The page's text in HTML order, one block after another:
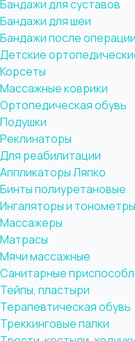
Бандажи для суставов
Бандажи для шеи
Бандажи после операции
Детские
Корсеты
Массажные коврики
Ортопедическая обувь
Подушки
Реклинаторы
Для реабилитации
Аппликаторы Ляпко
Бинты полиуретановые
Ингаляторы и тонометры
Массажеры
Матрасы
Мячи массажные
Санитарные
Тейпы, пластыри
Терапевтическая обувь
Треккинговые палки